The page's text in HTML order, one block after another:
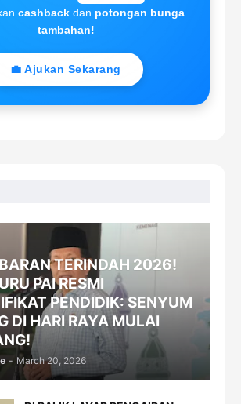
cashback dan potongan bunga
tambahan!
💼 Ajukan Sekarang
TERINDAH 2026!
PAI RESMI
PENDIDIK: SENYUM
DI HARI RAYA MULAI
- March 20, 2026